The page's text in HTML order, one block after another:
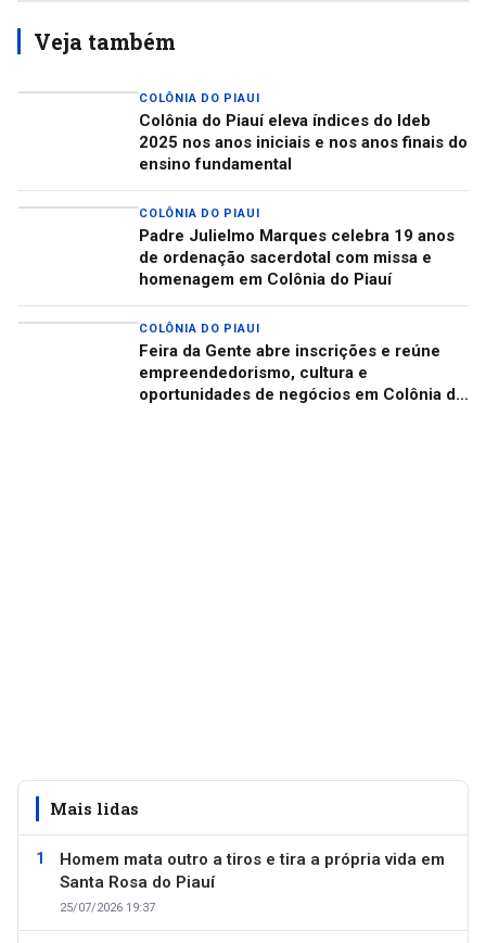
Veja também
COLÔNIA DO PIAUI
Colônia do Piauí eleva índices do Ideb
2025 nos anos iniciais e nos anos finais do
ensino fundamental
COLÔNIA DO PIAUI
Padre Julielmo Marques celebra 19 anos
de ordenação sacerdotal com missa e
homenagem em Colônia do Piauí
COLÔNIA DO PIAUI
Feira da Gente abre inscrições e reúne
empreendedorismo, cultura e
oportunidades de negócios em Colônia do
Mais lidas
Homem mata outro a tiros e tira a própria vida em
Santa Rosa do Piauí
25/07/2026 19:37